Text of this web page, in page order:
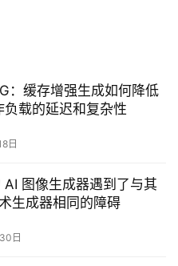
：缓存增强生成如何降低
负载的延迟和复杂性
日
图像生成器遇到了与其
生成器相同的障碍
日